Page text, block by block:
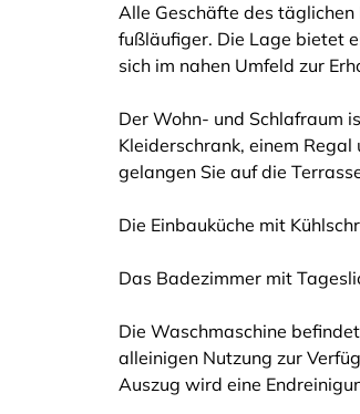
Alle Geschäfte des
fußläufiger. Die Lage bietet
sich im nahen Umfeld zur
Der Wohn- und Schlafraum
Kleiderschrank, einem
gelangen Sie auf die
Die Einbauküche mit
Das Badezimmer mit
Die Waschmaschine
alleinigen Nutzung zur
Auszug wird eine